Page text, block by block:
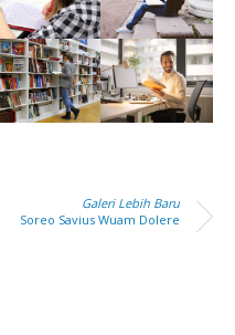
Galeri Lebih Baru
Soreo Savius Wuam Dolere